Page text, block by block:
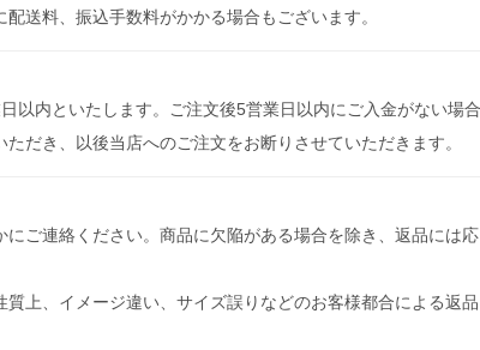
配送料、振込手数料がかかる場合もございます。
以内といたします。ご注文後5営業日以内にご入金がない場
ただき、以後当店へのご注文をお断りさせていただきます。
にご連絡ください。商品に欠陥がある場合を除き、返品には
上、イメージ違い、サイズ誤りなどのお客様都合による返